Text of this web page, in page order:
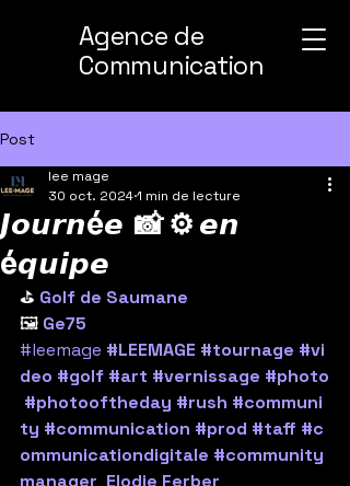
Agence de
Communication
Post
𝙅𝙤𝙪𝙧𝙣é𝙚 📸 ⚙️ 𝙚𝙣
é𝙦𝙪𝙞𝙥𝙚
lee mage
30 oct. 20241 min de lecture
⛳️ Golf de Saumane
🖼️ Ge75
#leemage #LEEMAGE #tournage #vi
deo #golf #art #vernissage #photo
#photooftheday #rush #communi
ty #communication #prod #taff #c
ommunicationdigitale #community
manager Elodie Ferber